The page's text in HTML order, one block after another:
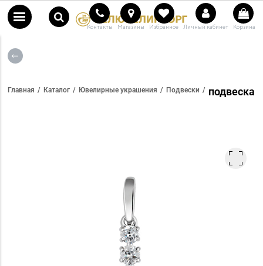
Контакты Магазины Избранное Личный кабинет Корзина
Главная Каталог Ювелирные украшения Подвески подвеска